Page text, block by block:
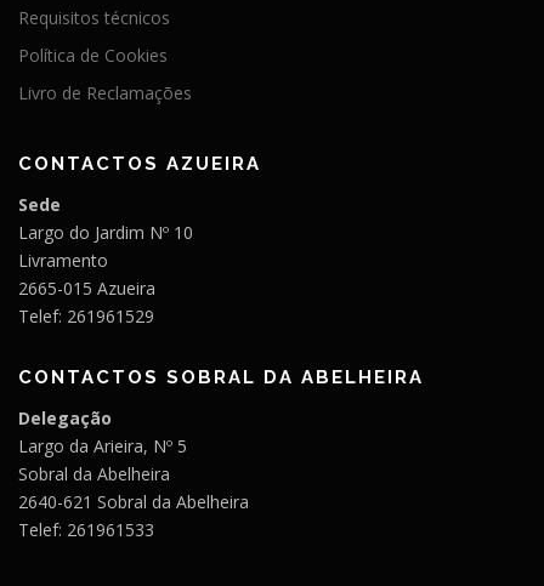
Requisitos técnicos
Política de Cookies
Livro de Reclamações
CONTACTOS AZUEIRA
Sede
Largo do Jardim Nº 10
Livramento
2665-015 Azueira
Telef: 261961529
CONTACTOS SOBRAL DA ABELHEIRA
Delegação
Largo da Arieira, Nº 5
Sobral da Abelheira
2640-621 Sobral da Abelheira
Telef: 261961533